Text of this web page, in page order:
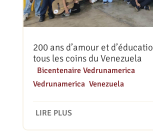
200 ans d’amour et
tous les coins du Venezuela
Bicentenaire Vedrunamerica,
Vedrunamerica, Venezuela
LIRE PLUS